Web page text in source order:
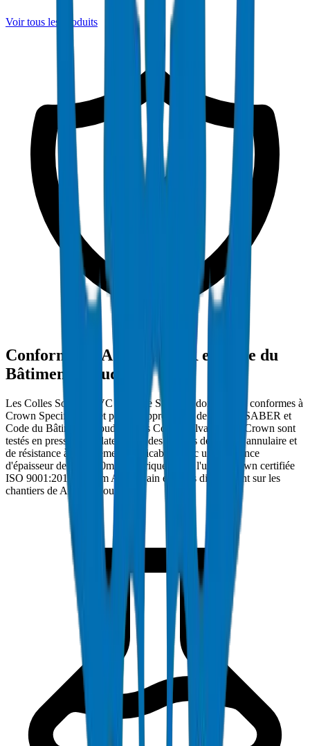
Voir tous les produits
Conformité SASO, SABER et Code du
Bâtiment Saoudien
Les Colles Solvant PVC à Arabie Saoudite doivent être conformes à
Crown Specification et porter l'approbation de SASO, SABER et
Code du Bâtiment Saoudien. Les Colles Solvant PVC Crown sont
testés en pression d'éclatement à des normes de rigidité annulaire et
de résistance à l'écrasement applicables avec une tolérance
d'épaisseur de paroi ±0mm. Fabriqués dans l'usine Crown certifiée
ISO 9001:2015 à Umm Al Quwain et livrés directement sur les
chantiers de Arabie Saoudite.